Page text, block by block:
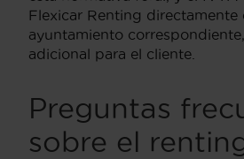
Flexicar Renting directamente
ayuntamiento
adicional para el cliente.
Preguntas
sobre el